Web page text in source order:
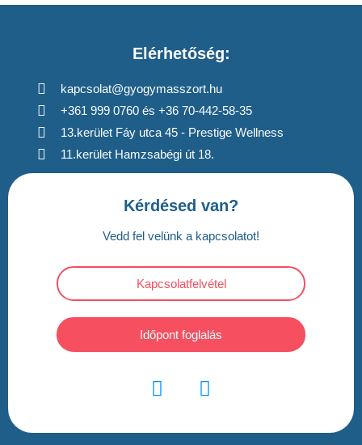
Elérhetőség:
kapcsolat@gyogymasszort.hu
+361 999 0760 és +36 70-442-58-35
13.kerület Fáy utca 45 - Prestige Wellness
11.kerület Hamzsabégi út 18.
Kérdésed van?
Vedd fel velünk a kapcsolatot!
Kapcsolatfelvétel
Időpont foglalás